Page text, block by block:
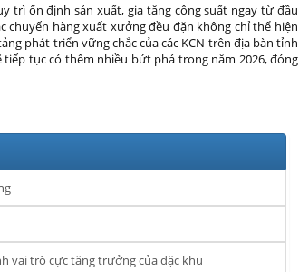
trì ổn định sản xuất, gia tăng công suất ngay từ đầu
chuyến hàng xuất xưởng đều đặn không chỉ thể hiện
phát triển vững chắc của các KCN trên địa bàn tỉnh
tục có thêm nhiều bứt phá trong năm 2026, đóng
vai trò cực tăng trưởng của đặc khu